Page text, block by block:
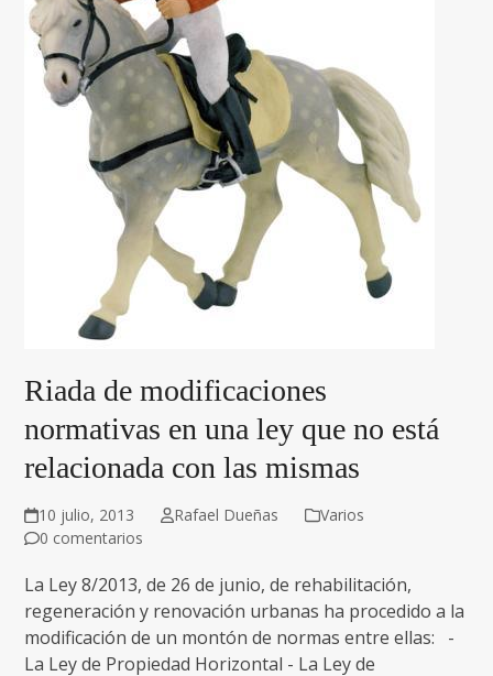
Riada de modificaciones
normativas en una ley que no está
relacionada con las mismas
10 julio, 2013 Rafael Dueñas
Varios
0 comentarios
La Ley 8/2013, de 26 de junio, de rehabilitación,
regeneración y renovación urbanas ha procedido a la
modificación de un montón de normas entre ellas: -
La Ley de Propiedad Horizontal - La Ley de